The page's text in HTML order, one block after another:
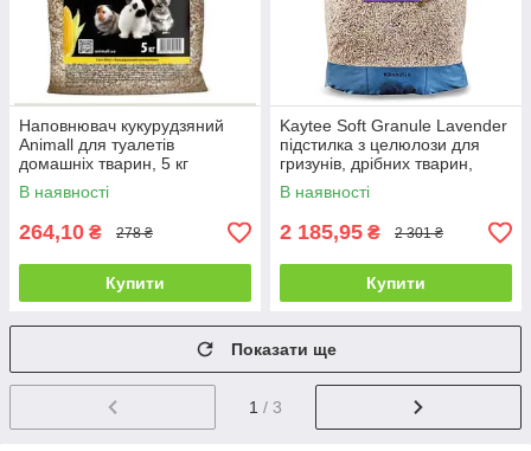
Наповнювач кукурудзяний
Animall для туалетів
домашніх тварин, 5 кг
В наявності
264,10 ₴ 278 ₴
Купити
Kaytee Soft Granule Lavender
підстилка з целюлози для
гризунів, дрібних тварин,
птахів, рептилій - 27.5 л, 4 кг
В наявності
2 185,95 ₴ 2 301 ₴
Купити
Показати ще
1 / 3